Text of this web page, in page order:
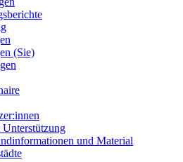
(Sie)
und Material